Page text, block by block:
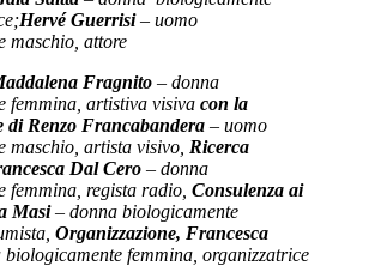
Hervé Guerrisi– uomo
maschio, attore
Fragnito – donna
femmina, artistiva visiva con la
di Renzo Francabandera – uomo
maschio, artista visivo, Ricerca
Dal Cero – donna
femmina, regista radio, Consulenza ai
Masi– donna biologicamente
Organizzazione, Francesca
biologicamente femmina, organizzatrice